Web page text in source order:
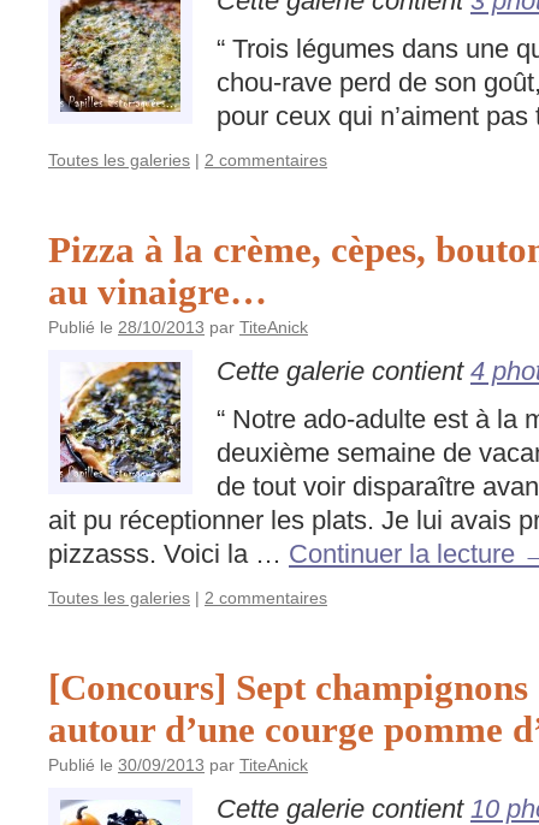
“ Trois légumes dans une
chou-rave perd de son
pour ceux qui n’aiment pas
Toutes les galeries | 2 commentaires
Pizza à la crème, cèpes,
au vinaigre…
Publié le 28/10/2013 par TiteAnick
Cette galerie contient 4
“ Notre ado-adulte est à la
deuxième semaine de
de tout voir disparaître
ait pu réceptionner les plats. Je lui avais
pizzasss. Voici la … Continuer la lecture
Toutes les galeries | 2 commentaires
[Concours] Sept champignons
autour d’une courge pomme
Publié le 30/09/2013 par TiteAnick
Cette galerie contient 10